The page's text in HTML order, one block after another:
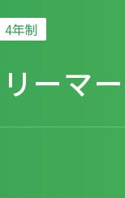
4年制
ーマ